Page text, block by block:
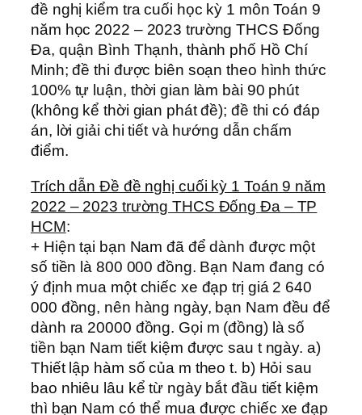
đề nghị kiểm tra cuối học kỳ 1 môn Toán 9
năm học 2022 – 2023 trường THCS Đống
Đa, quận Bình Thạnh, thành phố Hồ Chí
Minh; đề thi được biên soạn theo hình thức
100% tự luận, thời gian làm bài 90 phút
(không kể thời gian phát đề); đề thi có đáp
án, lời giải chi tiết và hướng dẫn chấm
điểm.
Trích dẫn Đề đề nghị cuối kỳ 1 Toán 9 năm
2022 – 2023 trường THCS Đống Đa – TP
HCM:
+ Hiện tại bạn Nam đã để dành được một
số tiền là 800 000 đồng. Bạn Nam đang có
ý định mua một chiếc xe đạp trị giá 2 640
000 đồng, nên hàng ngày, bạn Nam đều để
dành ra 20000 đồng. Gọi m (đồng) là số
tiền bạn Nam tiết kiệm được sau t ngày. a)
Thiết lập hàm số của m theo t. b) Hỏi sau
bao nhiêu lâu kể từ ngày bắt đầu tiết kiệm
thì bạn Nam có thể mua được chiếc xe đạp